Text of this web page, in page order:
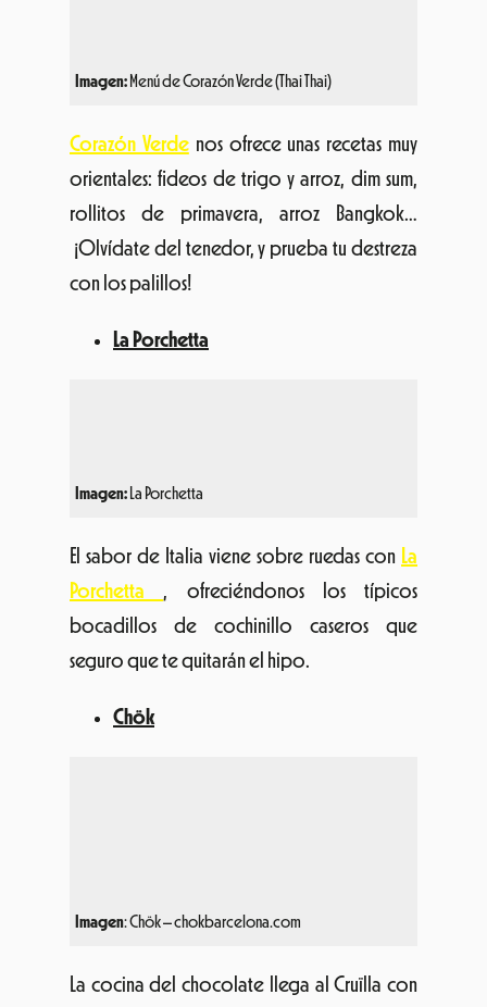
Imagen: Menú de Corazón Verde (Thai Thai)
Corazón Verdenos ofrece unas recetas muy
orientales: fideos de trigo y arroz, dim sum,
rollitos de primavera, arroz Bangkok…
¡Olvídate del tenedor, y prueba tu destreza
con los palillos!
La Porchetta
Imagen: La Porchetta
El sabor de Italia viene sobre ruedas con La
Porchetta , ofreciéndonos los típicos
bocadillos de cochinillo caseros que
seguro que te quitarán el hipo.
Chök
Imagen: Chök – chokbarcelona.com
La cocina del chocolate llega al Cruïlla con